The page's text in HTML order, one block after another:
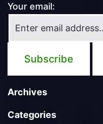
Your email:
Archives
Categories